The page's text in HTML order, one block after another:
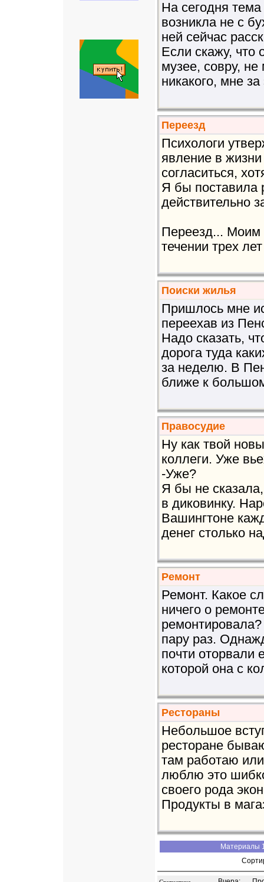
На сегодня
возникла не с
ней сейчас
Если скажу, что
музее, совру,
никакого, мне
Переезд
Психологи
явление в
согласиться,
Я бы поставила
действительно
Переезд... Моим
течении трех
Поиски жилья
Пришлось мне
переехав из
Надо сказать,
дорога туда
за неделю. В
ближе к
Правосудие
Ну как твой
коллеги. Уже
-Уже?
Я бы не
в диковинку.
Вашингтоне
денег столько
Ремонт
Ремонт. Какое
ничего о
пару раз.
почти оторвали
которой она с
Рестораны
Небольшое
ресторане
там работаю или
люблю это
своего рода
Продукты в
Материалы